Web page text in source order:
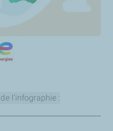
l'infographie :
sections principales :